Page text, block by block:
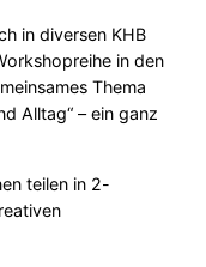
in diversen KHB
in den
Thema
Alltag“ – ein ganz
teilen in 2-